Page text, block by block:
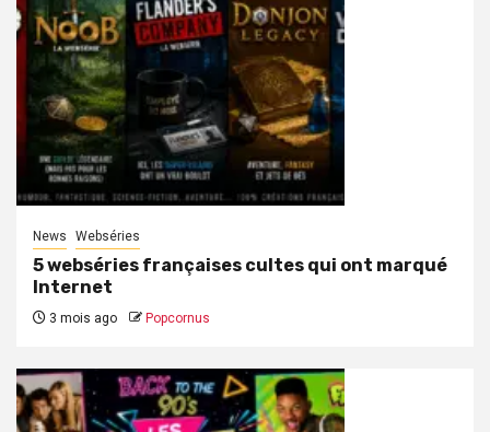
News Webséries
5 webséries françaises cultes qui ont marqué
Internet
3 mois ago Popcornus